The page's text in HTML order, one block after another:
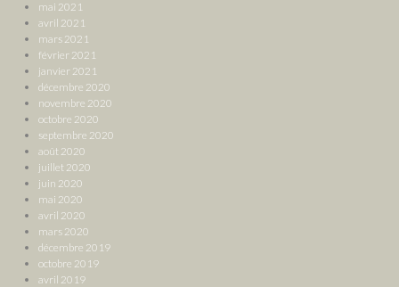
mai 2021
avril 2021
mars 2021
février 2021
janvier 2021
décembre 2020
novembre 2020
octobre 2020
septembre 2020
août 2020
juillet 2020
juin 2020
mai 2020
avril 2020
mars 2020
décembre 2019
octobre 2019
avril 2019